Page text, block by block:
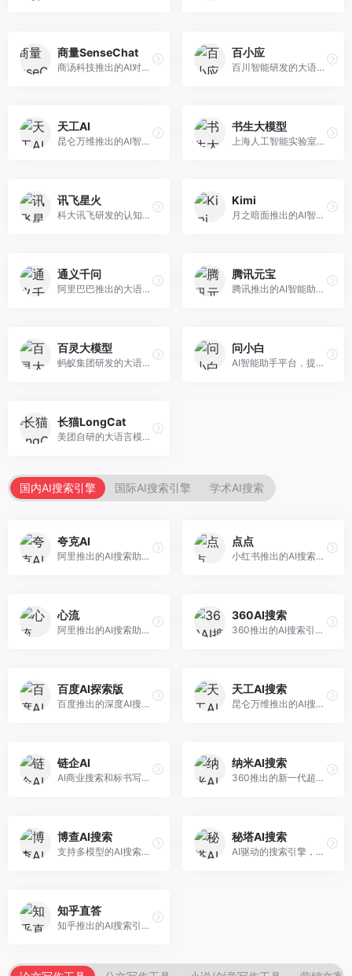
商量SenseChat
商汤科技推出的AI对话平台，结合计算机视觉和自然语言处理技术。面向企业用户和开发者，支持多模态交互，视觉理解能力强，适合智能客服和内容创作场景。
百小应
百川智能研发的大语言模型助手，专注于中文理解和生成。面向中文用户，提供知识问答、文本创作、代码辅助等服务，模型参数规模大，中文表达流畅自然。
天工AI
昆仑万维推出的AI智能助手，集成搜索、对话、创作等多种能力。面向普通用户和内容创作者，支持联网搜索、文本生成、图像理解等功能，响应速度快，免费使用。
书生大模型
上海人工智能实验室研发的开源大模型系列，支持多尺度和多模态。面向研究机构和开发者，开源生态完善，学术研究背景深厚，适合科研和定制开发。
讯飞星火
科大讯飞研发的认知智能大模型，深度融合语音识别和自然语言处理技术。面向企业用户和教育领域，提供语音交互、文档处理、代码生成等服务，中文语音识别准确率高。
Kimi
月之暗面推出的AI智能助手，核心优势在于超长文本处理能力，支持20万字以上文档分析。面向学术研究者、职场人士和内容创作者，提供文档解读、PPT生成、联网搜索等综合服务。
通义千问
阿里巴巴推出的大语言模型平台，提供对话问答、文档处理、图像理解、代码编写等全方位AI服务。面向企业用户和个人开发者，集成阿里云生态，支持多模态交互，企业级安全保障。
腾讯元宝
腾讯推出的AI智能助手，整合微信生态和腾讯云服务。面向普通用户和企业客户，支持文档解析、图像理解、联网搜索等功能，与腾讯产品无缝衔接，办公协作便捷。
百灵大模型
蚂蚁集团研发的大语言模型平台，专注于金融科技和企业服务。面向金融机构和企业客户，提供智能客服、风险分析、文档处理等服务，金融场景理解深入。
问小白
AI智能助手平台，提供知识问答、文本创作、文档处理等服务。面向普通用户和职场人士，操作简便，响应速度快，支持多场景应用。
长猫LongCat
美团自研的大语言模型对话平台，专注于本地生活服务场景。面向美团生态用户，提供智能推荐、服务问答等功能，本地生活知识覆盖全面。
国内AI搜索引擎 国际AI搜索引擎 学术AI搜索
夸克AI
阿里推出的AI搜索助手，整合搜索与AI功能。面向年轻用户，提供智能搜索、文档处理、学习辅助等服务，与夸克生态深度整合。
点点
小红书推出的AI搜索应用，专注于生活方式内容搜索。面向小红书用户，提供生活攻略、消费决策、内容推荐等服务，生活方式内容丰富。
心流
阿里推出的AI搜索助手，专注于智能信息获取。面向普通用户，提供智能搜索、内容整理、知识问答等服务，与阿里生态深度整合。
360AI搜索
360推出的AI搜索引擎，专注于安全智能搜索。面向普通用户，提供智能问答、网页搜索、内容整理等服务，安全防护能力强。
百度AI探索版
百度推出的深度AI搜索引擎，整合百度知识图谱。面向中文用户，提供智能问答、知识探索、内容生成等服务，知识覆盖面广。
天工AI搜索
昆仑万维推出的AI搜索引擎，整合大模型与搜索能力。面向普通用户，提供智能问答、深度搜索、内容整理等服务，中文搜索体验好。
链企AI
AI商业搜索和标书写作工具，专注于企业服务场景。面向企业用户，提供商业信息搜索、标书生成、企业分析等服务，商业信息专业。
纳米AI搜索
360推出的新一代超级AI搜索，深度整合360搜索资源。面向普通用户，提供智能问答、多模态搜索、内容生成等服务，安全可靠。
博查AI搜索
支持多模型的AI搜索引擎，整合多种大模型能力。面向AI爱好者，提供多模型搜索、答案对比、深度分析等服务，模型选择灵活。
秘塔AI搜索
AI驱动的搜索引擎，专注于无广告直达结果。面向研究者和信息获取需求者，提供深度搜索、来源标注、答案整理等服务，搜索结果干净准确，信息可信度高。
知乎直答
知乎推出的AI搜索引擎，专注于知识问答场景。面向知识获取者，提供知乎内容搜索、智能问答、知识整理等服务，专业知识丰富。